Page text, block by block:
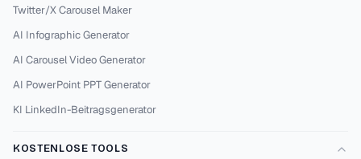
Twitter/X Carousel Maker
AI Infographic Generator
AI Carousel Video Generator
AI PowerPoint PPT Generator
KI LinkedIn-Beitragsgenerator
KOSTENLOSE TOOLS